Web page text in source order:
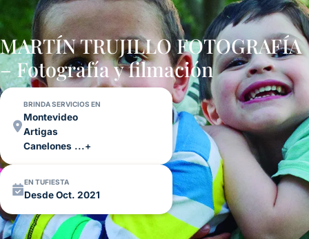
MARTÍN TRUJILLO FOTOGRAFÍA
– Fotografía y filmación
BRINDA SERVICIOS EN
Montevideo
Artigas
Canelones ...+
EN TUFIESTA
Desde Oct. 2021